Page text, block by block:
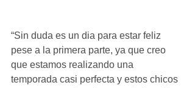
“Sin duda es un dia para estar feliz
pese a la primera parte, ya que creo
que estamos realizando una
temporada casi perfecta y estos chicos